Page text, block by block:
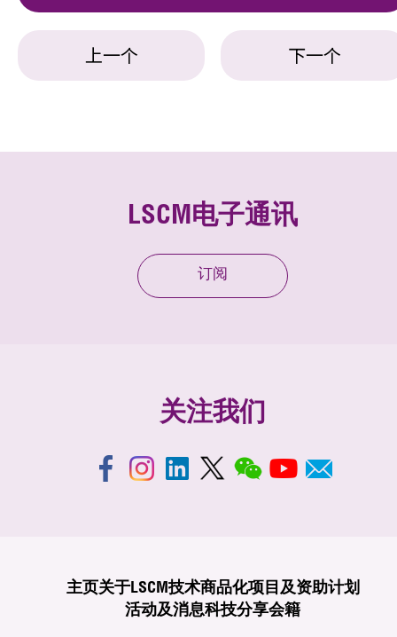
上一个 下一个
LSCM电子通讯
订阅
关注我们
主页关于LSCM技术商品化项目及资助计划
活动及消息科技分享会籍